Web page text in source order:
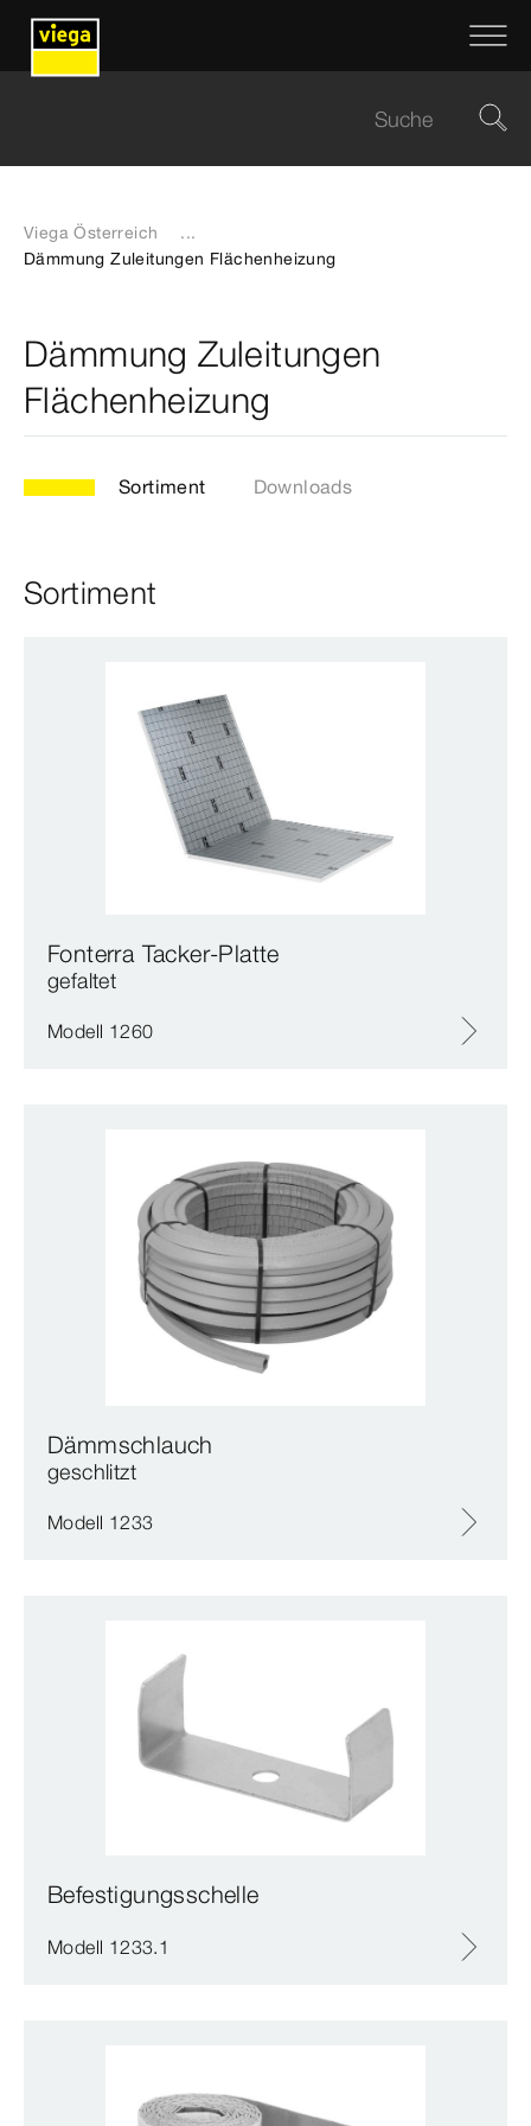
Viega Österreich
...
Dämmung Zuleitungen Flächenheizung
Dämmung Zuleitungen
Flächenheizung
Sortiment Downloads
Sortiment
Fonterra Tacker-Platte
gefaltet
Modell 1260
Dämmschlauch
geschlitzt
Modell 1233
Befestigungsschelle
Modell 1233.1